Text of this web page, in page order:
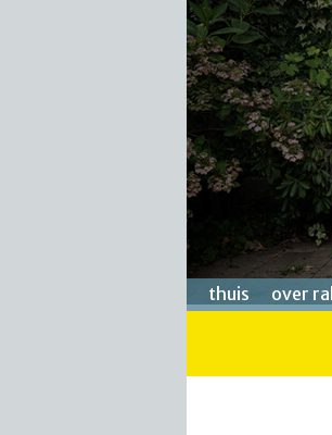
thuis over